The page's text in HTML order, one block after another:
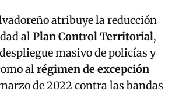
atribuye la reducción
alPlan Control Territorial,
masivo de policías y
alrégimen de excepción
de 2022 contra las bandas